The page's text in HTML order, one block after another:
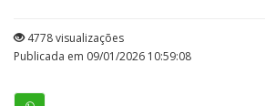
4778 visualizações
Publicada em 09/01/2026 10:59:08